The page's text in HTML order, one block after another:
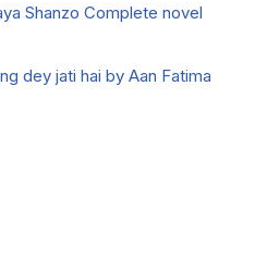
Shanzo Complete novel
dey jati hai by Aan Fatima